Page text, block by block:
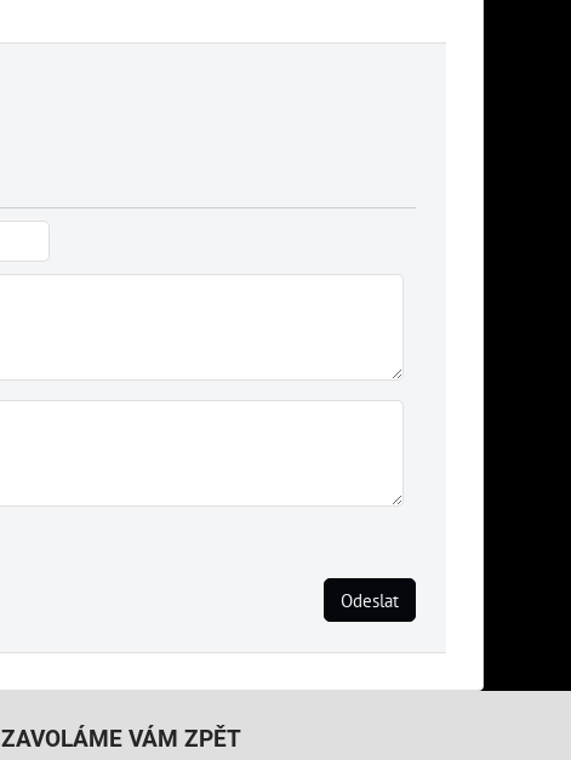
Odeslat
ZAVOLÁME VÁM ZPĚT